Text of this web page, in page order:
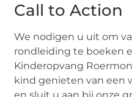
Call to Action
We nodigen u uit om
rondleiding te boeken
Kinderopvang
kind genieten van een